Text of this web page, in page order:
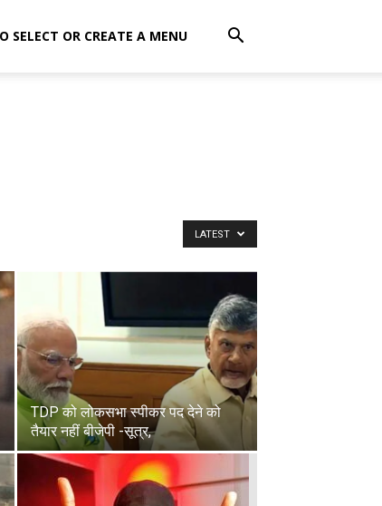
SELECT OR CREATE A MENU
LATEST
TDP को लोकसभा स्पीकर पद देने को
तैयार नहीं बीजेपी -सूत्र,